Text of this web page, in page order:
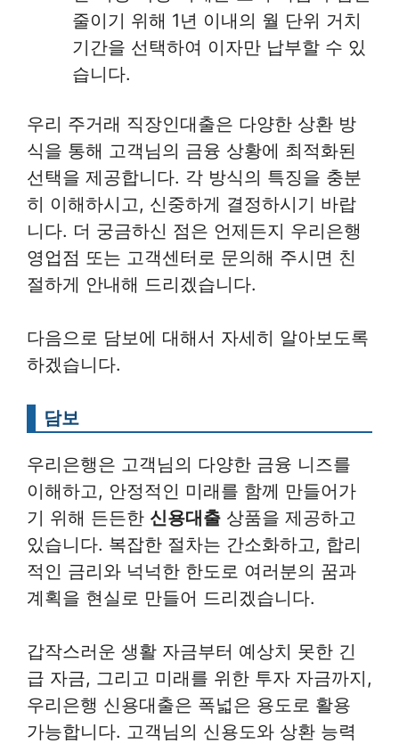
줄이기 위해 1년 이내의 월 단위 거치
기간을 선택하여 이자만 납부할 수 있
습니다.
우리 주거래 직장인대출은 다양한 상환 방
식을 통해 고객님의 금융 상황에 최적화된
선택을 제공합니다. 각 방식의 특징을 충분
히 이해하시고, 신중하게 결정하시기 바랍
니다. 더 궁금하신 점은 언제든지 우리은행
영업점 또는 고객센터로 문의해 주시면 친
절하게 안내해 드리겠습니다.
다음으로 담보에 대해서 자세히 알아보도록
하겠습니다.
담보
우리은행은 고객님의 다양한 금융 니즈를
이해하고, 안정적인 미래를 함께 만들어가
기 위해 든든한 신용대출 상품을 제공하고
있습니다. 복잡한 절차는 간소화하고, 합리
적인 금리와 넉넉한 한도로 여러분의 꿈과
계획을 현실로 만들어 드리겠습니다.
갑작스러운 생활 자금부터 예상치 못한 긴
급 자금, 그리고 미래를 위한 투자 자금까지,
우리은행 신용대출은 폭넓은 용도로 활용
가능합니다. 고객님의 신용도와 상환 능력